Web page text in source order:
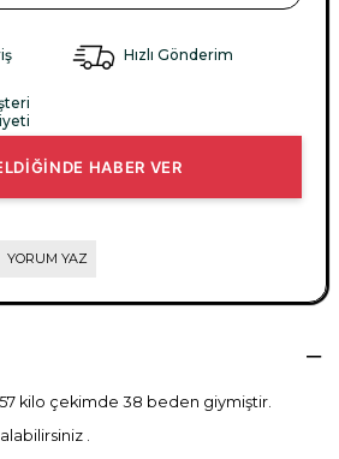
Hızlı Gönderim
HABER VER
YORUM YAZ
kilo çekimde 38 beden giymiştir.
.